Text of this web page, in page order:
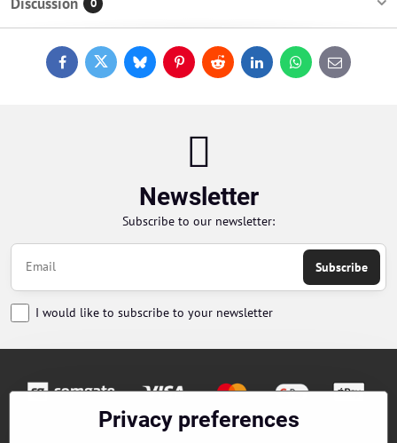
FacebookTwitterBlueskyPinterestReddit LinkedInWhatsApp
E-
mail
Newsletter
Subscribe to our newsletter:
Subscribe
I would like to subscribe to your newsletter
Privacy preferences